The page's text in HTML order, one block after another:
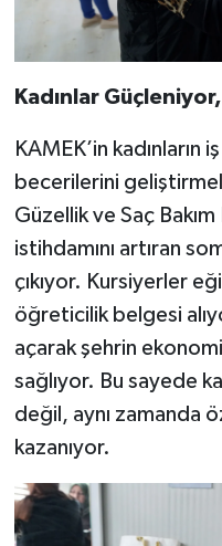
Kadınlar
KAMEK’in kadınların
becerilerini
Güzellik ve Saç
istihdamını artıran
çıkıyor. Kursiyerler
öğreticilik belgesi
açarak şehrin
sağlıyor. Bu sayede
değil, aynı zamanda
kazanıyor.